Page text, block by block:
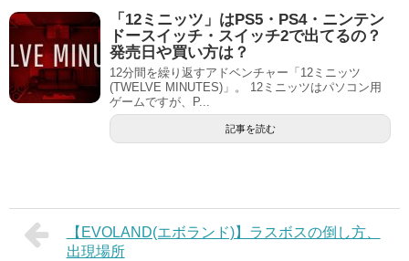
「12ミニッツ」はPS5・PS4・ニンテン
ドースイッチ・スイッチ2で出てるの？
発売日や買い方は？
12分間を繰り返すアドベンチャー「12ミニッツ
(TWELVE MINUTES)」。 12ミニッツはパソコン用
ゲームですが、P...
記事を読む
【EVOLAND(エボランド)】ラスボスの倒し方、
出現場所